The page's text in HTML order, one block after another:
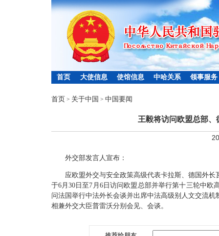
首页 大使信息 使馆信息 中哈关系 领事服务
首页 > 关于中国 > 中国要闻
王毅将访问欧盟总部
外交部发言人宣布：
应欧盟外交与安全政策高级代表卡拉斯、德国外
于6月30日至7月6日访问欧盟总部并举行第十三轮中
问法国举行中法外长会谈并出席中法高级别人文交流
相兼外交大臣普雷沃分别会见、会谈。